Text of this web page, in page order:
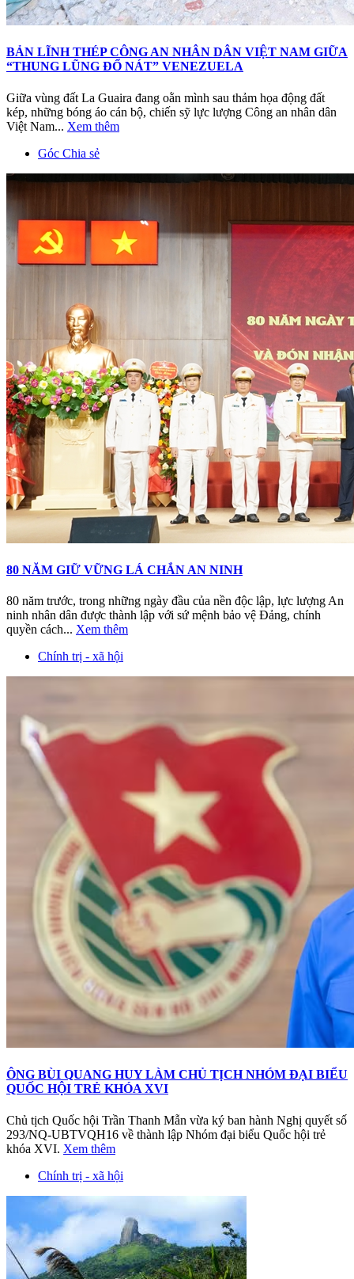
BẢN LĨNH THÉP CÔNG AN NHÂN DÂN VIỆT NAM GIỮA
“THUNG LŨNG ĐỔ NÁT” VENEZUELA
Giữa vùng đất La Guaira đang oằn mình sau thảm họa động đất
kép, những bóng áo cán bộ, chiến sỹ lực lượng Công an nhân dân
Việt Nam... Xem thêm
Góc Chia sẻ
80 NĂM GIỮ VỮNG LÁ CHẮN AN NINH
80 năm trước, trong những ngày đầu của nền độc lập, lực lượng An
ninh nhân dân được thành lập với sứ mệnh bảo vệ Đảng, chính
quyền cách... Xem thêm
Chính trị - xã hội
ÔNG BÙI QUANG HUY LÀM CHỦ TỊCH NHÓM ĐẠI BIỂU
QUỐC HỘI TRẺ KHÓA XVI
Chủ tịch Quốc hội Trần Thanh Mẫn vừa ký ban hành Nghị quyết số
293/NQ-UBTVQH16 về thành lập Nhóm đại biểu Quốc hội trẻ
khóa XVI. Xem thêm
Chính trị - xã hội